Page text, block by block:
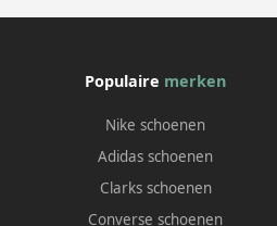
Populaire merken
Nike schoenen
Adidas schoenen
Clarks schoenen
Converse schoenen